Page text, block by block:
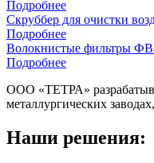
Подробнее
Скруббер для очистки
Подробнее
Волокнистые фильтры
Подробнее
ООО «ТЕТРА»
металлургических
Наши решения: